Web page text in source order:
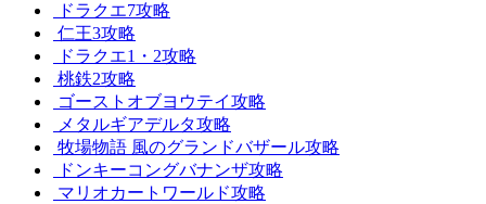
ドラクエ7攻略
仁王3攻略
ドラクエ1・2攻略
桃鉄2攻略
ゴーストオブヨウテイ攻略
メタルギアデルタ攻略
牧場物語 風のグランドバザール攻略
ドンキーコングバナンザ攻略
マリオカートワールド攻略